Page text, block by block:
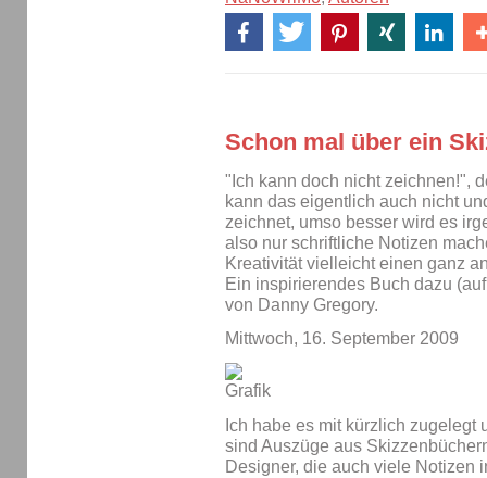
Schon mal über ein
"Ich kann doch nicht zeichnen!",
kann das eigentlich auch nicht
zeichnet, umso besser wird es
also nur schriftliche Notizen
Kreativität vielleicht einen ganz
Ein inspirierendes Buch dazu
von Danny Gregory.
Mittwoch, 16. September 2009
Ich habe es mit kürzlich
sind Auszüge aus
Designer, die auch viele Notizen